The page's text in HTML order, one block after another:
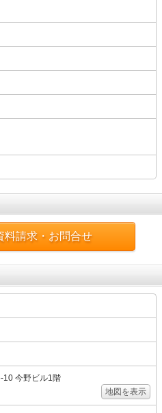
請求・お問合せ
10 今野ビル1階
地図を表示